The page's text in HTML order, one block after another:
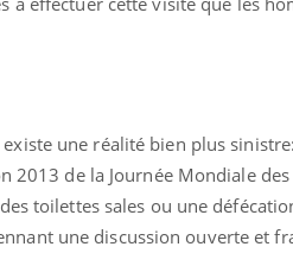
une réalité bien plus
2013 de la Journée Mondiale
toilettes sales ou une
une discussion ouverte et